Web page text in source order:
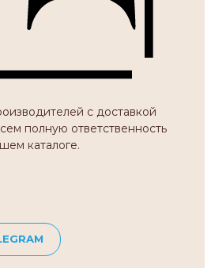
с доставкой
полную ответственность
каталоге.